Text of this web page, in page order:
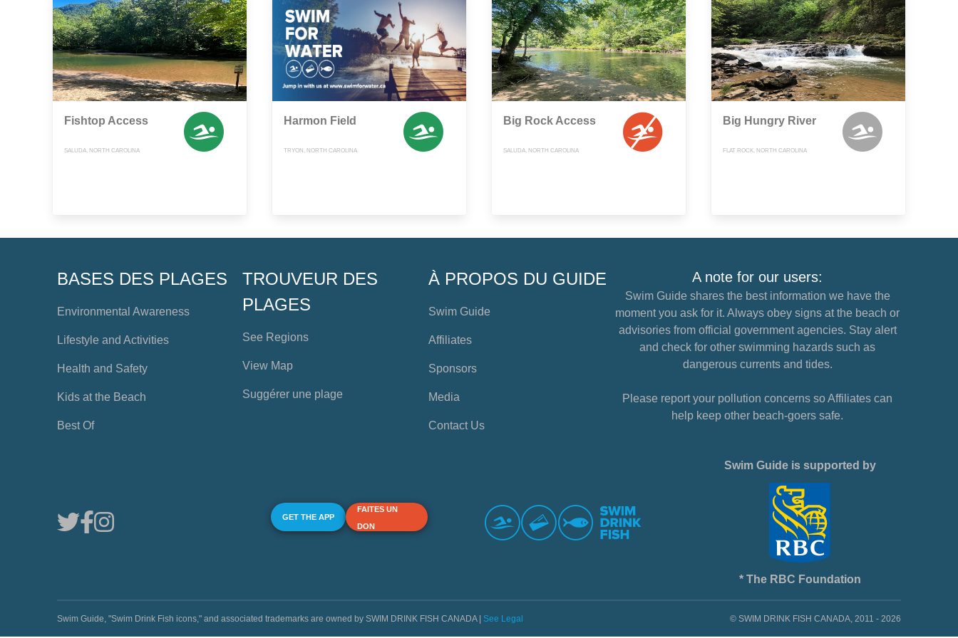
Fishtop Access
SALUDA, NORTH CAROLINA
Harmon Field
TRYON, NORTH CAROLINA
Big Rock Access
SALUDA, NORTH CAROLINA
Big Hungry River
FLAT ROCK, NORTH CAROLINA
BASES DES PLAGES
Environmental Awareness
Lifestyle and Activities
Health and Safety
Kids at the Beach
Best Of
TROUVEUR DES
PLAGES
See Regions
View Map
Suggérer une plage
À PROPOS DU GUIDE
Swim Guide
Affiliates
Sponsors
Media
Contact Us
A note for our users:
Swim Guide shares the best information we have the
moment you ask for it. Always obey signs at the beach or
advisories from official government agencies. Stay alert
and check for other swimming hazards such as
dangerous currents and tides.
Please report your pollution concerns so Affiliates can
help keep other beach-goers safe.
GET THE APP
FAITES UN
DON
Swim Guide is supported by
* The RBC Foundation
Swim Guide, "Swim Drink Fish icons," and associated trademarks are owned by SWIM DRINK FISH CANADA | See Legal © SWIM DRINK FISH CANADA, 2011 - 2026